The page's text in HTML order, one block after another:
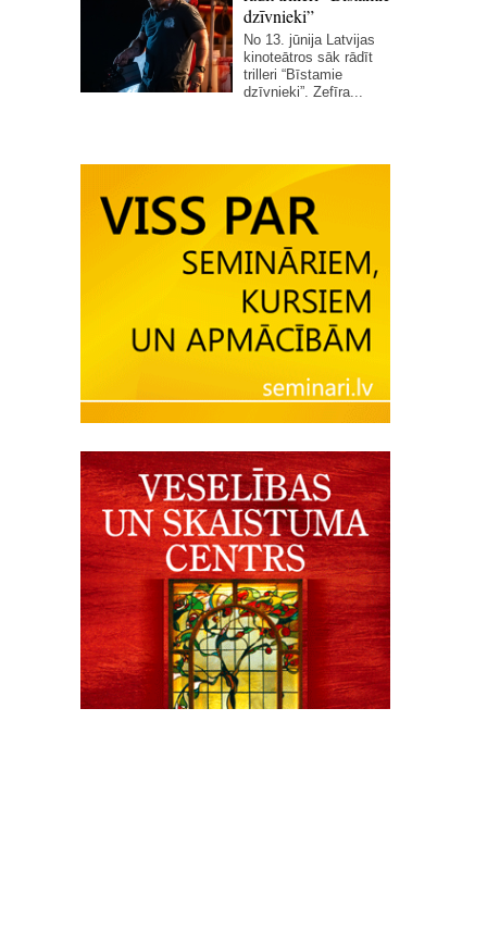
dzīvnieki”
No 13. jūnija Latvijas
kinoteātros sāk rādīt
trilleri “Bīstamie
dzīvnieki”. Zefīra...